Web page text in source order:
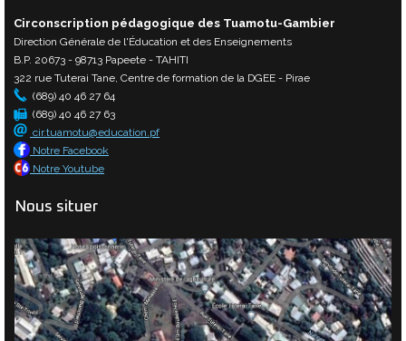
Circonscription pédagogique des Tuamotu-Gambier
Direction Générale de l'Éducation et des Enseignements
B.P. 20673 - 98713 Papeete - TAHITI
322 rue Tuterai Tane, Centre de formation de la DGEE - Pirae
(689) 40 46 27 64
(689) 40 46 27 63
cir.tuamotu@education.pf
Notre Facebook
Notre Youtube
Nous situer